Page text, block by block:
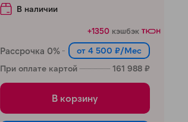
В наличии
+1350 кэшбэк
Рассрочка 0%
от 4 500 ₽/Мес
При оплате картой
161 988 ₽
В корзину